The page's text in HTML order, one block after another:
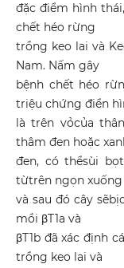
đặc điểm hình
chết héo rừng
trồng keo lai và
Nam. Nấm gây
bệnh chết héo
triệu chứng điển
là trên vỏcủa
thâm đen hoặc
đen, có thểsùi
từtrên ngọn xuống
và sau đó cây
mồi βT1a và
βT1b đã xác định
trồng keo lai và